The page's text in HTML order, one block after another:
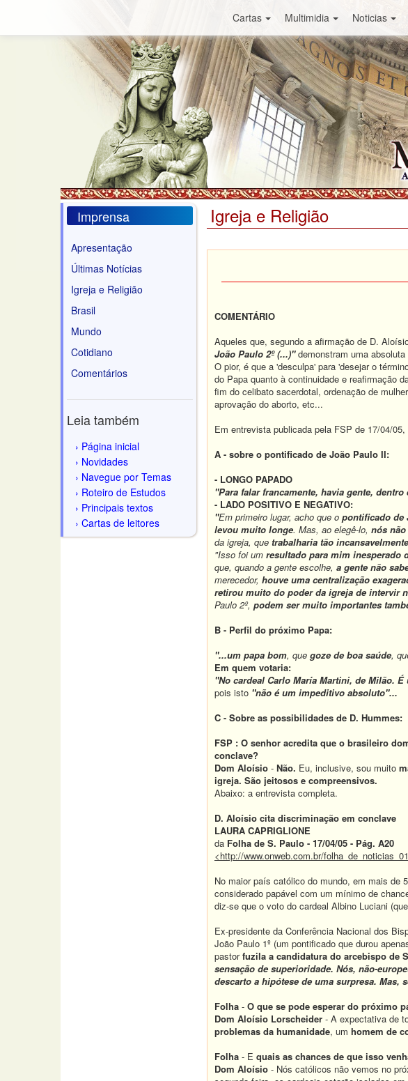
Cartas Multimidia Noticias
Imprensa
Apresentação
Últimas Notícias
Igreja e Religião
Brasil
Mundo
Cotidiano
Comentários
Leia também
Página inicial
Novidades
Navegue por Temas
Roteiro de Estudos
Principais textos
Cartas de leitores
Igreja e Religião
COMENTÁRIO
Aqueles que, segundo a afirmação de D.
João Paulo 2º (...)" demonstram uma
O pior, é que a 'desculpa' para 'desejar o
do Papa quanto à continuidade e reafirmação
fim do celibato sacerdotal, ordenação de
aprovação do aborto, etc...
Em entrevista publicada pela FSP de 17/04/
A - sobre o pontificado de João Paulo II:
- LONGO PAPADO
"Para falar francamente, havia gente,
- LADO POSITIVO E NEGATIVO:
"Em primeiro lugar, acho que o pontificado de
levou muito longe. Mas, ao elegê-lo, nós
da igreja, que trabalharia tão
"Isso foi um resultado para mim inesperado
que, quando a gente escolhe, a gente não
merecedor, houve uma centralização
retirou muito do poder da igreja de intervir
Paulo 2º, podem ser muito importantes
B - Perfil do próximo Papa:
"...um papa bom, que goze de boa saúde,
Em quem votaria:
"No cardeal Carlo María Martini, de Milão.
pois isto "não é um impeditivo absoluto"...
C - Sobre as possibilidades de D. Hummes:
FSP : O senhor acredita que o brasileiro
conclave?
Dom Aloísio - Não. Eu, inclusive, sou muito
igreja. São jeitosos e compreensivos.
Abaixo: a entrevista completa.
D. Aloísio cita discriminação em conclave
LAURA CAPRIGLIONE
da Folha de S. Paulo - 17/04/05 - Pág. A20
<http://www.onweb.com.br/
No maior país católico do mundo, em mais de
considerado papável com um mínimo de
diz-se que o voto do cardeal Albino Luciani
Ex-presidente da Conferência Nacional dos
João Paulo 1º (um pontificado que durou
pastorfuzila a candidatura do arcebispo de
sensação de superioridade. Nós, não-
descarto a hipótese de uma surpresa. Mas,
Folha - O que se pode esperar do próximo
Dom Aloísio Lorscheider - A expectativa de
problemas da humanidade, um homem de
Folha - E quais as chances de que isso
Dom Aloísio - Nós católicos não vemos no